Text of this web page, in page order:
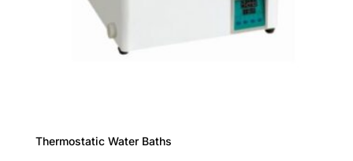
Thermostatic Water Baths